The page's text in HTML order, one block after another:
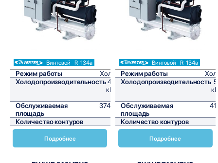
Винтовой R-134a
Режим работы
Холод
Холодопроизводительность 449
кВт/
Обслуживаемая
площадь
3741,7
Количество контуров
Подробнее
Винтовой R-134a
Режим работы
Холодопроизводительность
Обслуживаемая
площадь
Количество контуров
Подробнее